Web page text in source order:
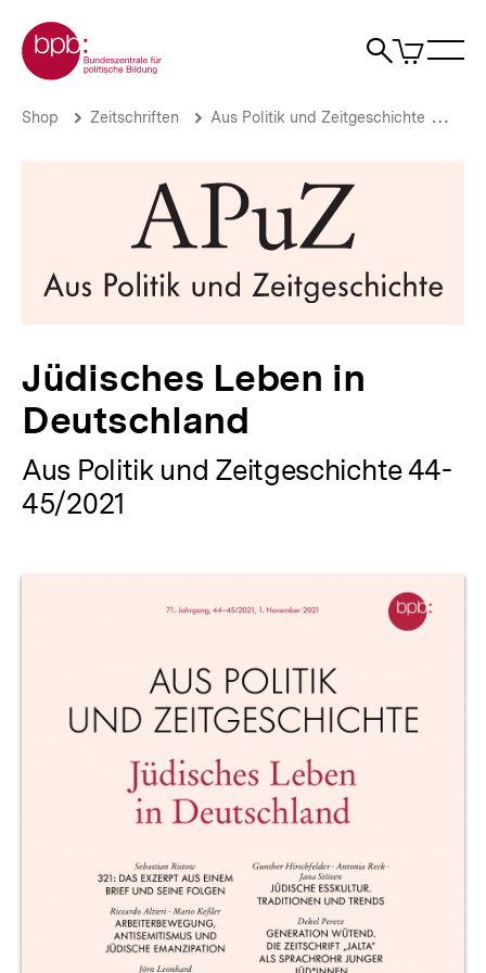
zum
Seiteninhalt
springen
Zur Startseite der bpb
Suche
Artikel
im
Jüdisches
Brotkrümelnavigation
Pfadnavigation
Shop Zeitschriften Aus Politik und Zeitgeschichte
Jüdisches Leben in
Deutschland
Aus Politik und Zeitgeschichte 44-
45/2021